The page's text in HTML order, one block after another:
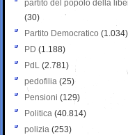
partito del popolo della
(30)
Partito Democratico (1.034)
PD (1.188)
PdL (2.781)
pedofilia (25)
Pensioni (129)
Politica (40.814)
polizia (253)